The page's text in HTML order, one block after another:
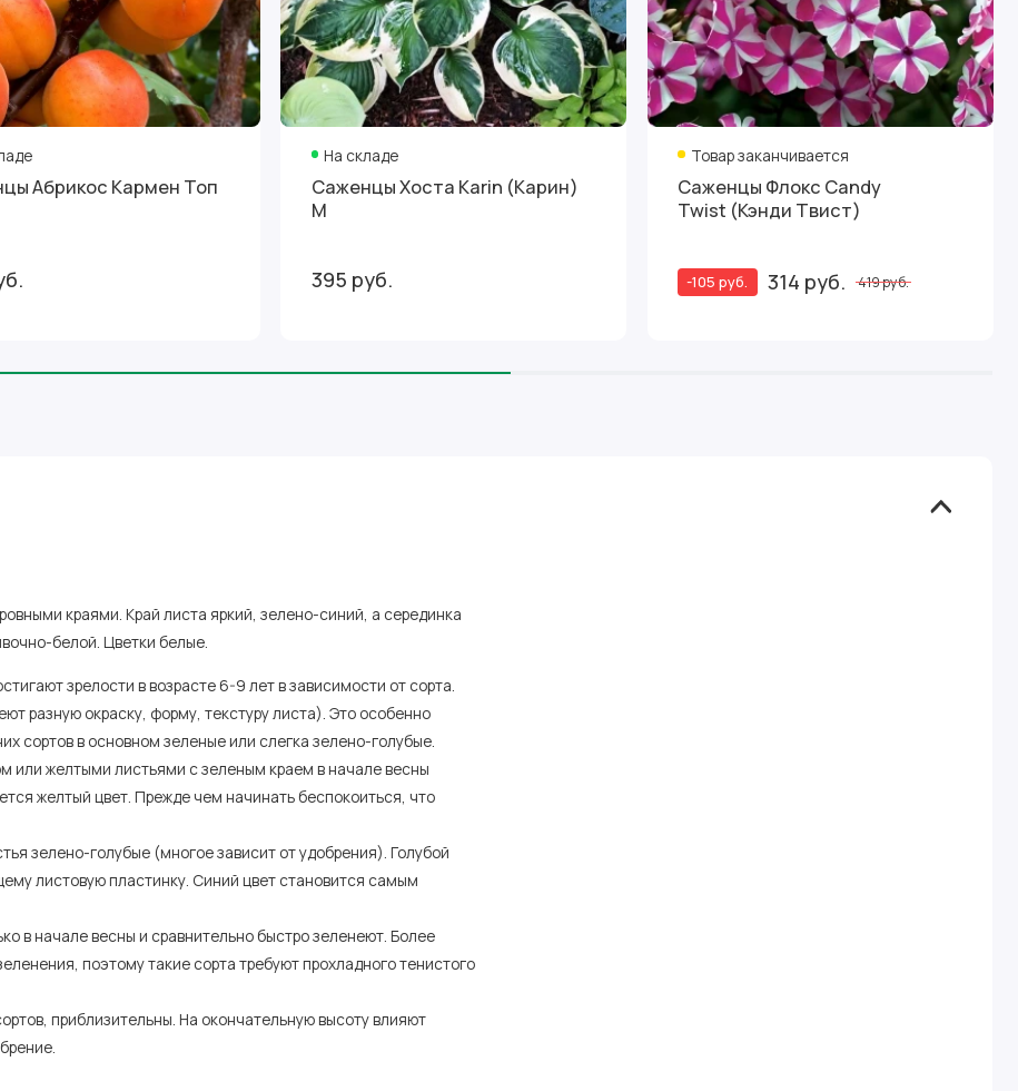
Абрикос Кармен Топ
На складе
Саженцы Хоста Karin (Карин)
М
395 руб.
Товар заканчивается
Саженцы Флокс Candy
Twist (Кэнди Твист)
-105 руб. 314 руб. 419 руб.
краями. Край листа яркий, зелено-синий, а серединка
белой. Цветки белые.
зрелости в возрасте 6-9 лет в зависимости от сорта.
разную окраску, форму, текстуру листа). Это особенно
сортов в основном зеленые или слегка зелено-голубые.
или желтыми листьями с зеленым краем в начале весны
желтый цвет. Прежде чем начинать беспокоиться, что
зелено-голубые (многое зависит от удобрения). Голубой
листовую пластинку. Синий цвет становится самым
в начале весны и сравнительно быстро зеленеют. Более
поэтому такие сорта требуют прохладного тенистого
приблизительны. На окончательную высоту влияют